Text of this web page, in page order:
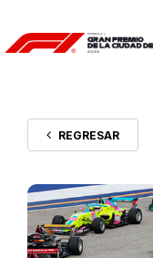
REGRESAR